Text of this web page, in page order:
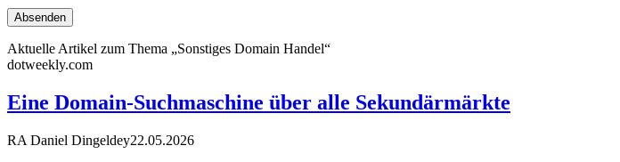
Aktuelle Artikel zum Thema „Sonstiges Domain Handel“
dotweekly.com
Eine Domain-Suchmaschine über alle Sekundärmärkte
RA Daniel Dingeldey22.05.2026